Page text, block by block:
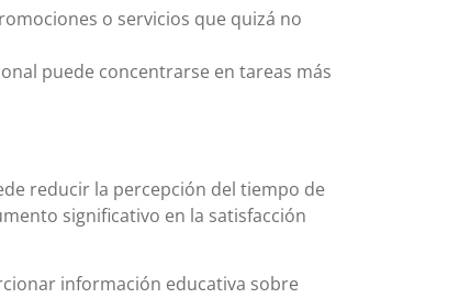
o servicios que quizá no
puede concentrarse en tareas más
reducir la percepción del tiempo de
significativo en la satisfacción
información educativa sobre